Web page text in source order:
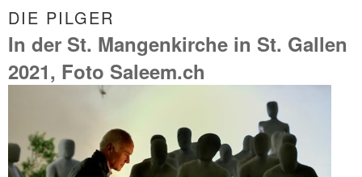
DIE PILGER
In der St. Mangenkirche in St. Gallen
2021, Foto Saleem.ch